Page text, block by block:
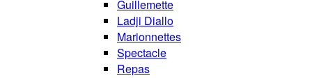
Guillemette
Ladji Diallo
Marionnettes
Spectacle
Repas